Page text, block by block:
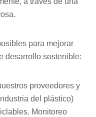
para mejorar
desarrollo sostenible:
proveedores y
del plástico)
Monitoreo